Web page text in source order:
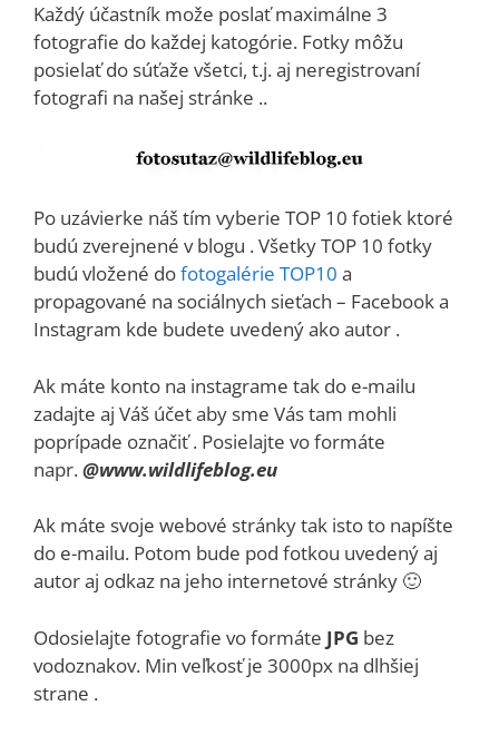
Každý účastník može poslať maximálne 3
fotografie do každej katogórie. Fotky môžu
posielať do súťaže všetci, t.j. aj neregistrovaní
fotografi na našej stránke ..
Po uzávierke náš tím vyberie TOP 10 fotiek ktoré
budú zverejnené v blogu . Všetky TOP 10 fotky
budú vložené dofotogalérie TOP10 a
propagované na sociálnych sieťach – Facebook a
Instagram kde budete uvedený ako autor .
Ak máte konto na instagrame tak do e-mailu
zadajte aj Váš účet aby sme Vás tam mohli
poprípade označiť . Posielajte vo formáte
napr.@www.wildlifeblog.eu
Ak máte svoje webové stránky tak isto to napíšte
do e-mailu. Potom bude pod fotkou uvedený aj
autor aj odkaz na jeho internetové stránky 🙂
Odosielajte fotografie vo formáte JPG bez
vodoznakov. Min veľkosť je 3000px na dlhšiej
strane .